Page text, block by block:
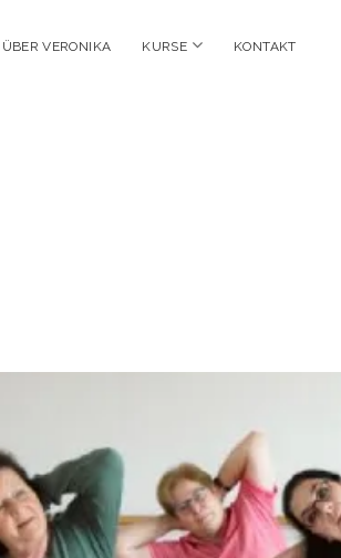
ÜBER VERONIKA KURSE open
KONTAKT